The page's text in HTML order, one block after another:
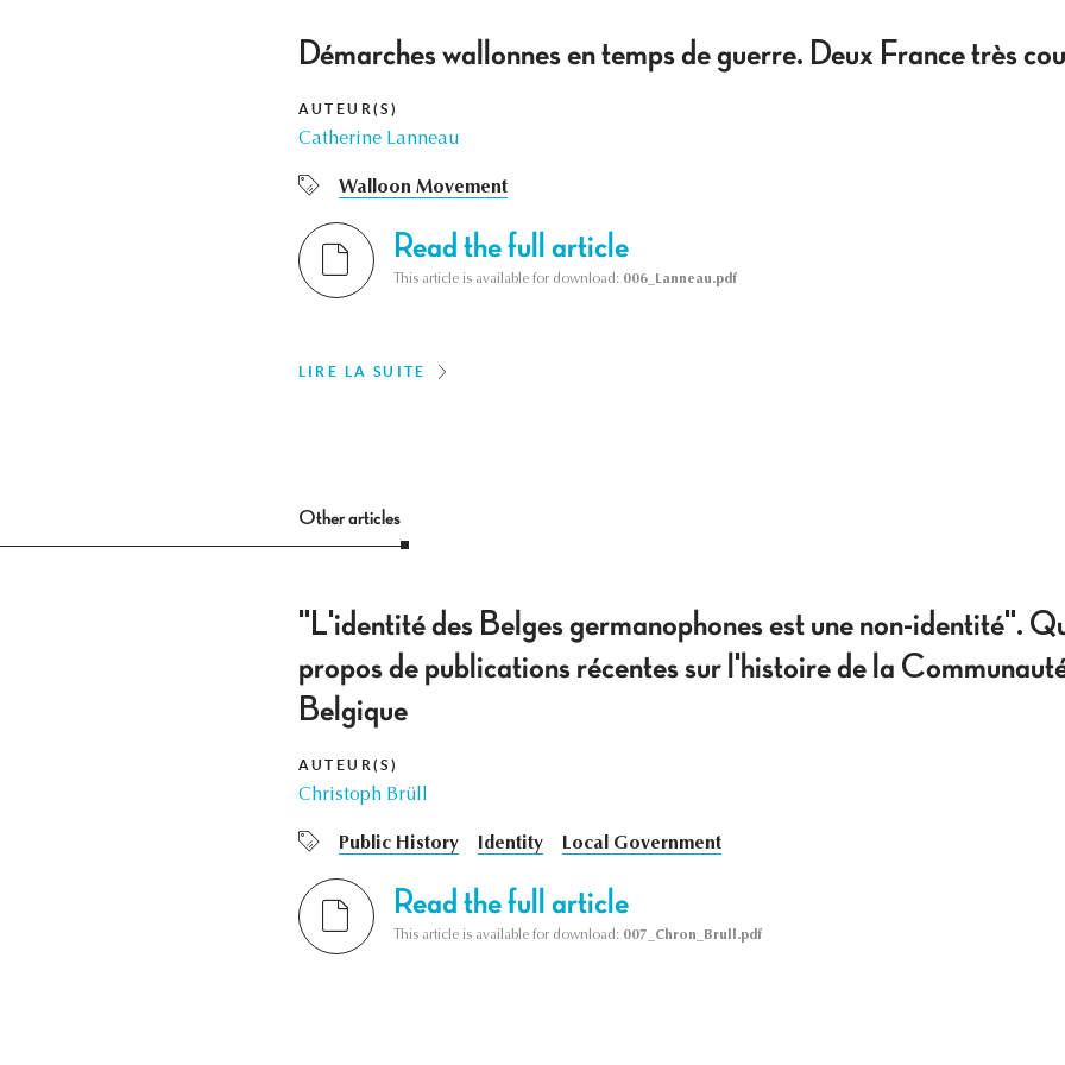
Démarches wallonnes en temps de guerre. Deux France très
AUTEUR(S)
Catherine Lanneau
Walloon Movement
Read the full article
This article is available for download: 006_Lanneau.pdf
LIRE LA SUITE
Other articles
"L'identité des Belges germanophones est une non-identité".
propos de publications récentes sur l'histoire de la
Belgique
AUTEUR(S)
Christoph Brüll
Public History Identity Local Government
Read the full article
This article is available for download: 007_Chron_Brull.pdf